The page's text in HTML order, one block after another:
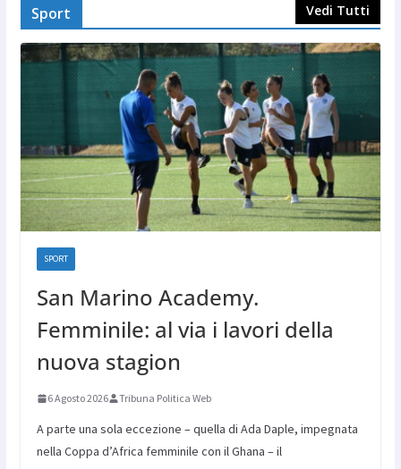
Sport Vedi Tutti
SPORT
San Marino Academy.
Femminile: al via i lavori della
nuova stagion
6 Agosto 2026 Tribuna Politica Web
A parte una sola eccezione – quella di Ada Daple, impegnata
nella Coppa d’Africa femminile con il Ghana – il